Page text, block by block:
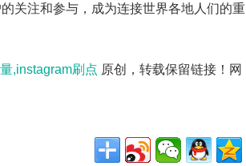
关注和参与，成为连接世界各地人们的重
,instagram刷点 原创，转载保留链接！网